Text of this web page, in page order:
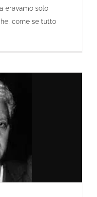
eravamo solo
come se tutto